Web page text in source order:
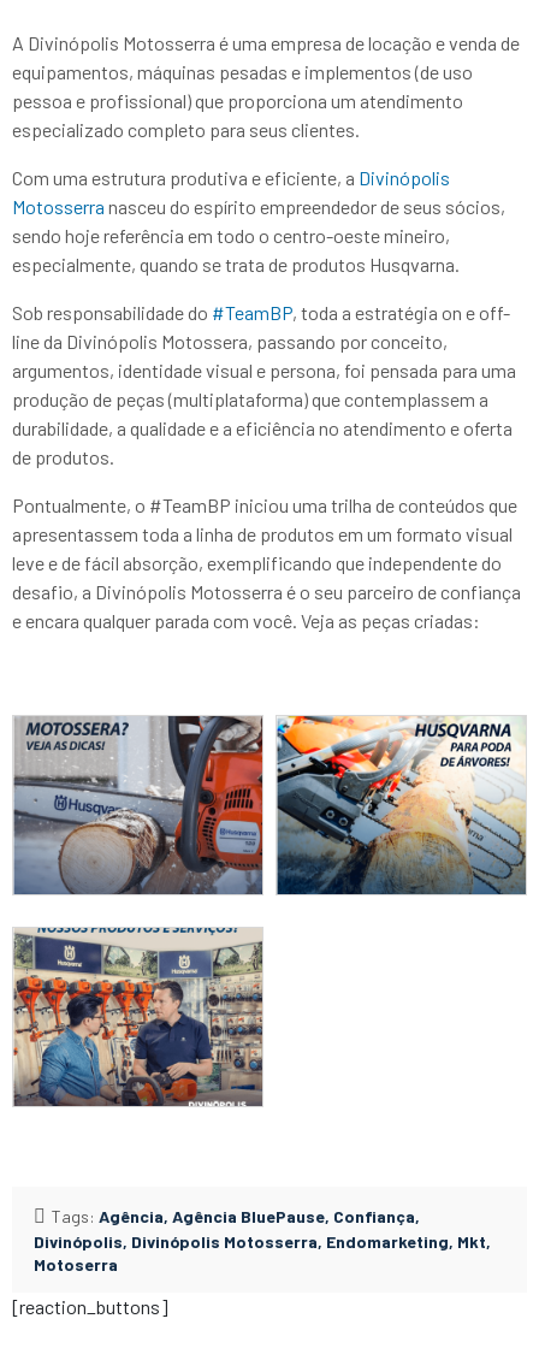
A Divinópolis Motosserra é uma empresa de locação e venda de
equipamentos, máquinas pesadas e implementos (de uso
pessoa e profissional) que proporciona um atendimento
especializado completo para seus clientes.
Com uma estrutura produtiva e eficiente, a Divinópolis
Motosserra nasceu do espírito empreendedor de seus sócios,
sendo hoje referência em todo o centro-oeste mineiro,
especialmente, quando se trata de produtos Husqvarna.
Sob responsabilidade do #TeamBP, toda a estratégia on e off-
line da Divinópolis Motossera, passando por conceito,
argumentos, identidade visual e persona, foi pensada para uma
produção de peças (multiplataforma) que contemplassem a
durabilidade, a qualidade e a eficiência no atendimento e oferta
de produtos.
Pontualmente, o #TeamBP iniciou uma trilha de conteúdos que
apresentassem toda a linha de produtos em um formato visual
leve e de fácil absorção, exemplificando que independente do
desafio, a Divinópolis Motosserra é o seu parceiro de confiança
e encara qualquer parada com você. Veja as peças criadas:
Tags: Agência Agência BluePause Confiança
Divinópolis Divinópolis Motosserra Endomarketing Mkt
Motoserra
[reaction_buttons]